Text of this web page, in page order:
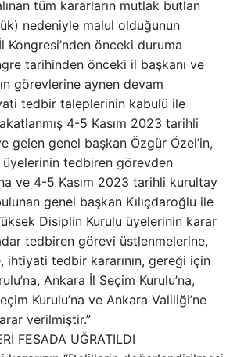
tüm kararların mutlak butlan
nedeniyle malul olduğunun
Kongresi’nden önceki duruma
tarihinden önceki il başkanı ve
görevlerine aynen devam
tedbir taleplerinin kabulü ile
4-5 Kasım 2023 tarihli
gelen genel başkan Özgür Özel’in,
üyelerinin tedbiren görevden
ve 4-5 Kasım 2023 tarihli kurultay
genel başkan Kılıçdaroğlu ile
Disiplin Kurulu üyelerinin karar
tedbiren görevi üstlenmelerine,
ihtiyati tedbir kararının, gereği için
Ankara İl Seçim Kurulu’na,
Kurulu’na ve Ankara Valiliği’ne
verilmiştir.”
FESADA UĞRATILDI